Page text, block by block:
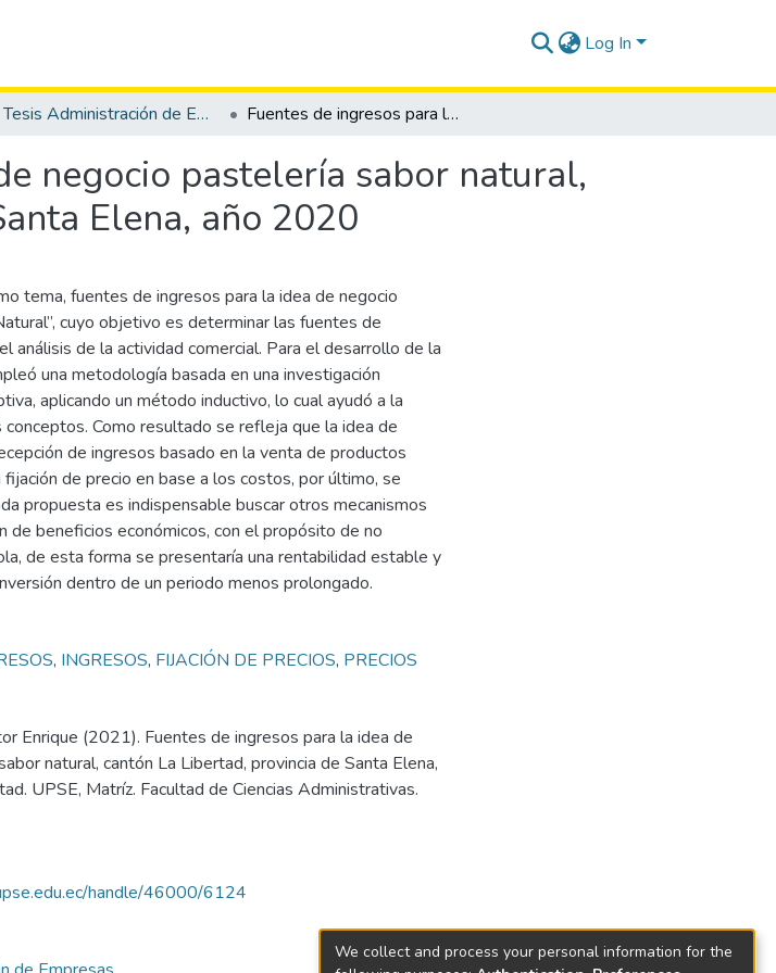
Log In
Tesis Administración de Empresas Fuentes de ingresos para la idea de negocio pastelería sabor natural, cantón La Libertad, provincia de Santa Elena, año 2020
negocio pastelería sabor natural,
Elena, año 2020
tema, fuentes de ingresos para la idea de negocio
cuyo objetivo es determinar las fuentes de
análisis de la actividad comercial. Para el desarrollo de la
una metodología basada en una investigación
aplicando un método inductivo, lo cual ayudó a la
Como resultado se refleja que la idea de
de ingresos basado en la venta de productos
de precio en base a los costos, por último, se
propuesta es indispensable buscar otros mecanismos
de beneficios económicos, con el propósito de no
de esta forma se presentaría una rentabilidad estable y
dentro de un periodo menos prolongado.
, INGRESOS, FIJACIÓN DE PRECIOS, PRECIOS
Enrique (2021). Fuentes de ingresos para la idea de
natural, cantón La Libertad, provincia de Santa Elena,
UPSE, Matríz. Facultad de Ciencias Administrativas.
handle/46000/6124
We collect and process your personal information for the